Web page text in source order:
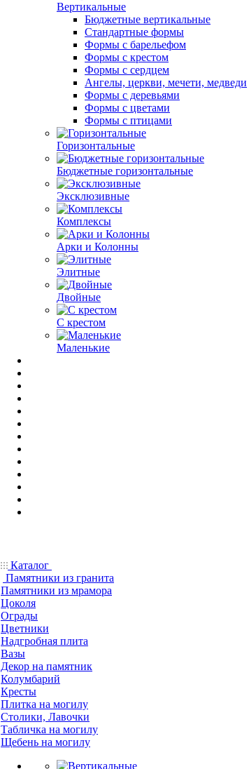
Вертикальные
Бюджетные вертикальные
Стандартные формы
Формы с барельефом
Формы с крестом
Формы с сердцем
Ангелы, церкви, мечети, медведи
Формы с деревьями
Формы с цветами
Формы с птицами
Горизонтальные
Бюджетные горизонтальные
Эксклюзивные
Комплексы
Арки и Колонны
Элитные
Двойные
С крестом
Маленькие
Каталог
Памятники из гранита
Памятники из мрамора
Цоколя
Ограды
Цветники
Надгробная плита
Вазы
Декор на памятник
Колумбарий
Кресты
Плитка на могилу
Столики, Лавочки
Табличка на могилу
Щебень на могилу